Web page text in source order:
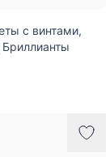
с винтами,
Бриллианты